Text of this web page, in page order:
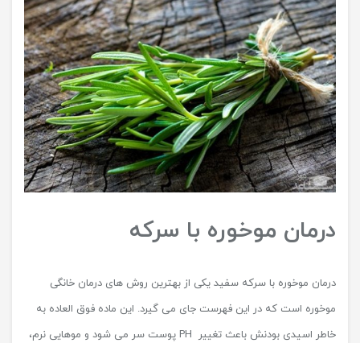
درمان موخوره با سرکه
درمان موخوره با سرکه سفید یکی از بهترین روش های درمان خانگی
موخوره است که در این فهرست جای می گیرد. این ماده فوق العاده به
خاطر اسیدی بودنش باعث تغییر PH پوست سر می شود و موهایی نرم،